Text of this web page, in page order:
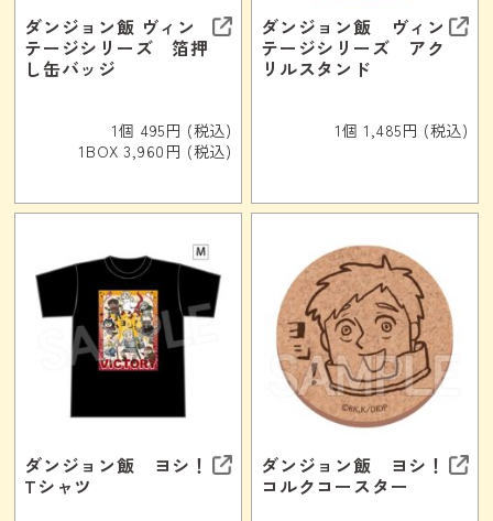
ダンジョン飯 ヴィン
テージシリーズ 箔押
し缶バッジ
1個 495円 (税込)
1BOX 3,960円 (税込)
ダンジョン飯 ヴィン
テージシリーズ アク
リルスタンド
1個 1,485円 (税込)
ダンジョン飯 ヨシ！
Tシャツ
ダンジョン飯 ヨシ！
コルクコースター